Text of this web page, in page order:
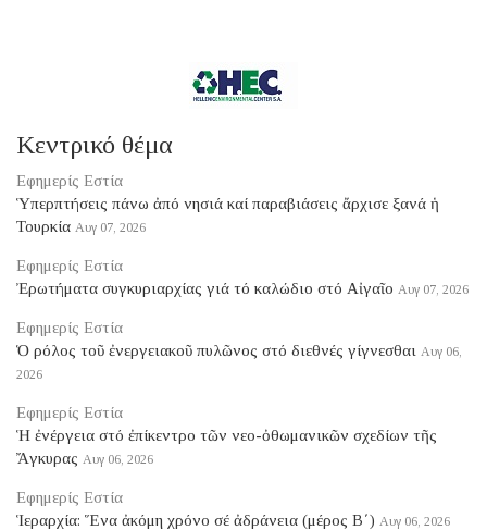
Κεντρικό θέμα
Εφημερίς Εστία
Ὑπερπτήσεις πάνω ἀπό νησιά καί παραβιάσεις ἄρχισε ξανά ἡ
Τουρκία Αυγ 07, 2026
Εφημερίς Εστία
Ἐρωτήματα συγκυριαρχίας γιά τό καλώδιο στό Αἰγαῖο Αυγ 07, 2026
Εφημερίς Εστία
Ὁ ρόλος τοῦ ἐνεργειακοῦ πυλῶνος στό διεθνές γίγνεσθαι Αυγ 06,
2026
Εφημερίς Εστία
Ἡ ἐνέργεια στό ἐπίκεντρο τῶν νεο-ὀθωμανικῶν σχεδίων τῆς
Ἄγκυρας Αυγ 06, 2026
Εφημερίς Εστία
Ἱεραρχία: Ἕνα ἀκόμη χρόνο σέ ἀδράνεια (μέρος B΄) Αυγ 06, 2026